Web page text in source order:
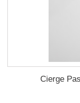
Cierge